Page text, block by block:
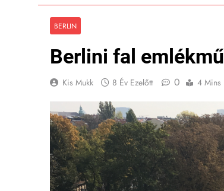
BERLIN
Berlini fal emlékmű
Kis Mukk 8 Év Ezelőtt 0 4 Mins